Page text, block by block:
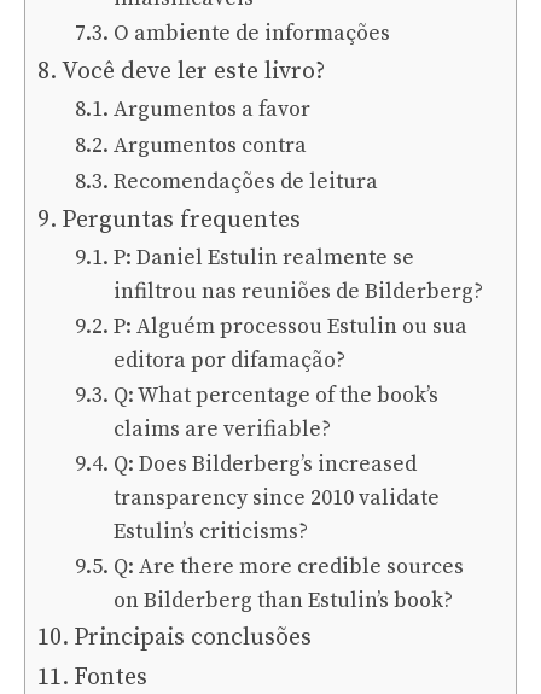
O ambiente de informações
Você deve ler este livro?
Argumentos a favor
Argumentos contra
Recomendações de leitura
Perguntas frequentes
P: Daniel Estulin realmente se
infiltrou nas reuniões de Bilderberg?
P: Alguém processou Estulin ou sua
editora por difamação?
Q: What percentage of the book’s
claims are verifiable?
Q: Does Bilderberg’s increased
transparency since 2010 validate
Estulin’s criticisms?
Q: Are there more credible sources
on Bilderberg than Estulin’s book?
Principais conclusões
Fontes